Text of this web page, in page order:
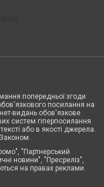
попередньої згоди
посилання на
видань обов'язкове
систем гіперпосилання
або в якості джерела.
"Партнерський
новини", "Пресреліз",
на правах реклами.